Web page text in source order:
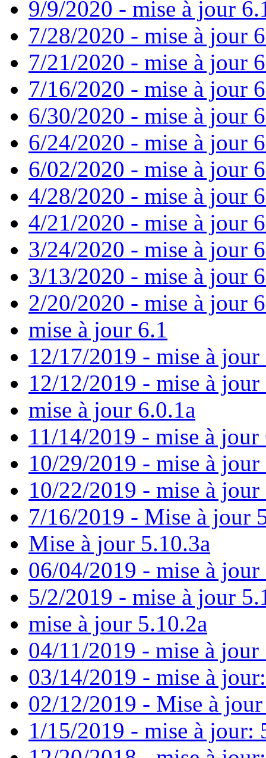
9/9/2020 - mise à jour
7/28/2020 - mise à jour
7/21/2020 - mise à jour
7/16/2020 - mise à jour
6/30/2020 - mise à jour
6/24/2020 - mise à jour
6/02/2020 - mise à jour
4/28/2020 - mise à jour
4/21/2020 - mise à jour
3/24/2020 - mise à jour
3/13/2020 - mise à jour
2/20/2020 - mise à jour
mise à jour 6.1
12/17/2019 - mise à jour
12/12/2019 - mise à jour
mise à jour 6.0.1a
11/14/2019 - mise à jour
10/29/2019 - mise à jour
10/22/2019 - mise à
7/16/2019 - Mise à jour
Mise à jour 5.10.3a
06/04/2019 - mise à
5/2/2019 - mise à jour
mise à jour 5.10.2a
04/11/2019 - mise à
03/14/2019 - mise à
02/12/2019 - Mise à
1/15/2019 - mise à jour: